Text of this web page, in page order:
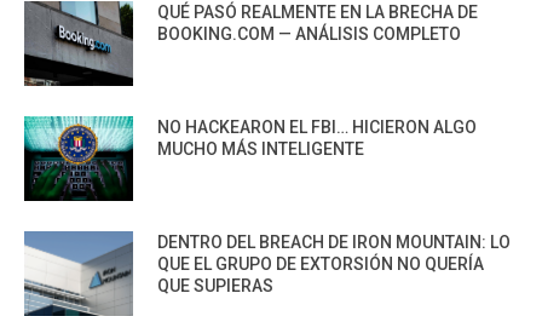
QUÉ PASÓ REALMENTE EN LA BRECHA DE
BOOKING.COM — ANÁLISIS COMPLETO
NO HACKEARON EL FBI… HICIERON ALGO
MUCHO MÁS INTELIGENTE
DENTRO DEL BREACH DE IRON MOUNTAIN: LO
QUE EL GRUPO DE EXTORSIÓN NO QUERÍA
QUE SUPIERAS